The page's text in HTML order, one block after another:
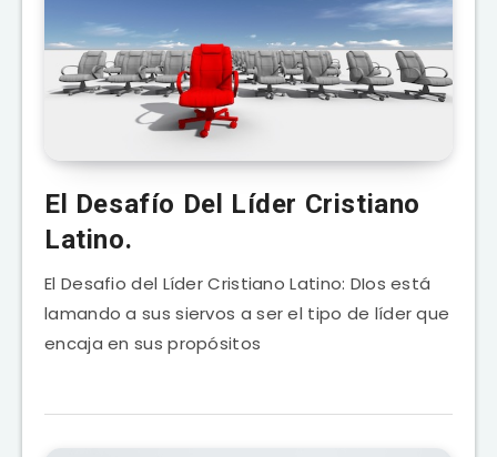
El Desafío Del Líder Cristiano
Latino.
El Desafio del Líder Cristiano Latino: DIos está
lamando a sus siervos a ser el tipo de líder que
encaja en sus propósitos